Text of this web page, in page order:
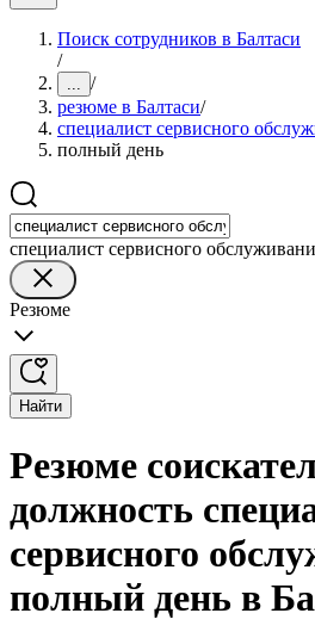
Поиск сотрудников в Балтаси
/
... /
резюме в Балтаси/
специалист сервисного
полный день
специалист сервисного
Резюме
Найти
Резюме
должность
сервисного
полный день в